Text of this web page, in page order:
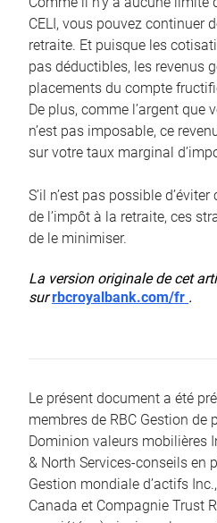
CELI, vous pouvez continuer
retraite. Et puisque les
pas déductibles, les revenus
placements du compte
De plus, comme l’argent que
n’est pas imposable, ce
sur votre taux marginal
S’il n’est pas possible
de l’impôt à la retraite, ces
de le minimiser.
La version originale de cet
surrbcroyalbank.com/fr .
Le présent document a été
membres de RBC Gestion de
Dominion valeurs mobilières
& North Services-conseils en
Gestion mondiale d’actifs
Canada et Compagnie Trust